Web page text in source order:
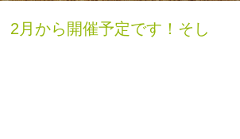
2月から開催予定です！そし